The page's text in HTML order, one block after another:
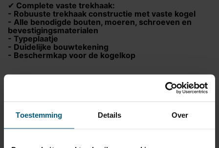
Toestemming Details Over
✔ Complete vaste trekhaak:
- Robuuste trekhaak constructie met vaste kogel
- Alle benodigde bouten, moeren, schroeven en
bevestigingsmaterialen
- Typeplaatje
- Duidelijke bouwtekening
- Beschermkap voor de kogelkop
- Universele installatiehandleiding voor eenvoudige
- Geïntegreerde trailer module voor storingsvrije
- Zweefzekering ter bescherming van de trailer